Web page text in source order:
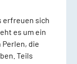
erfreuen sich
es um ein
die
Teils